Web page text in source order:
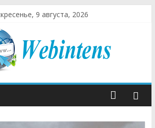
9 августа, 2026